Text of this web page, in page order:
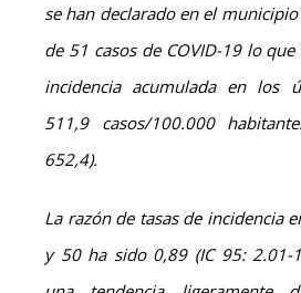
se han declarado en el
de 51 casos de COVID-19 lo
incidencia acumulada en los
511,9 casos/100.000
652,4).
La razón de tasas de incidencia
y 50 ha sido 0,89 (IC 95: 2.01-